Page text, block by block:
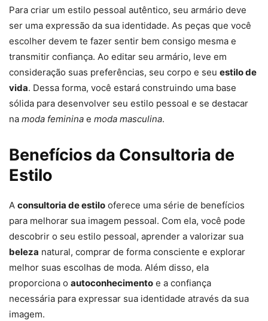
Para criar um estilo pessoal autêntico, seu armário deve
ser uma expressão da sua identidade. As peças que você
escolher devem te fazer sentir bem consigo mesma e
transmitir confiança. Ao editar seu armário, leve em
consideração suas preferências, seu corpo e seu estilo de
vida. Dessa forma, você estará construindo uma base
sólida para desenvolver seu estilo pessoal e se destacar
na moda feminina e moda masculina.
Benefícios da Consultoria de
Estilo
A consultoria de estilo oferece uma série de benefícios
para melhorar sua imagem pessoal. Com ela, você pode
descobrir o seu estilo pessoal, aprender a valorizar sua
beleza natural, comprar de forma consciente e explorar
melhor suas escolhas de moda. Além disso, ela
proporciona o autoconhecimento e a confiança
necessária para expressar sua identidade através da sua
imagem.